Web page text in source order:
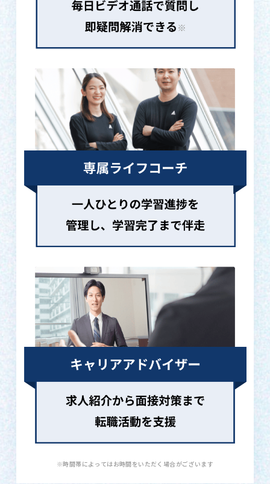
※時間帯によってはお時間をいただく場合がございます